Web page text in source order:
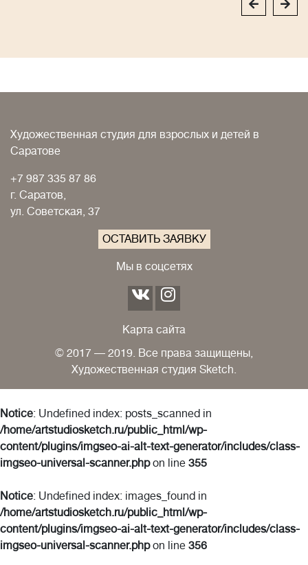
Художественная студия для взрослых и детей в
Саратове
+7 987 335 87 86
г. Саратов,
ул. Советская, 37
ОСТАВИТЬ ЗАЯВКУ
Мы в соцсетях
Карта сайта
© 2017 — 2019. Все права защищены,
Художественная студия Sketch.
Notice: Undefined index: posts_scanned in
/home/artstudiosketch.ru/public_html/wp-
content/plugins/imgseo-ai-alt-text-generator/includes/class-
imgseo-universal-scanner.phpon line 355
Notice: Undefined index: images_found in
/home/artstudiosketch.ru/public_html/wp-
content/plugins/imgseo-ai-alt-text-generator/includes/class-
imgseo-universal-scanner.phpon line 356